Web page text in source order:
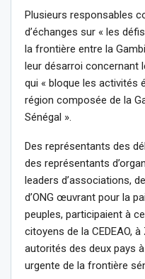
Plusieurs responsables
d’échanges sur « les
la frontière entre la
leur désarroi concernant
qui « bloque les activités
région composée de la
Sénégal ».
Des représentants des
des représentants
leaders d’associations,
d’ONG œuvrant pour la
peuples, participaient à
citoyens de la CEDEAO,
autorités des deux pays
urgente de la frontière